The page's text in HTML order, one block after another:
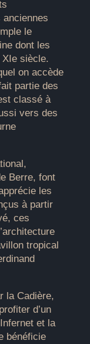
le
dont les
siècle.
on accède
partie des
classé à
vers des
Berre, font
les
à partir
ces
tropical
la Cadière,
d’un
et la
bénéficie